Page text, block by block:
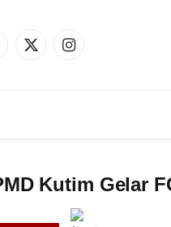
X
Instagram
Kutim Gelar